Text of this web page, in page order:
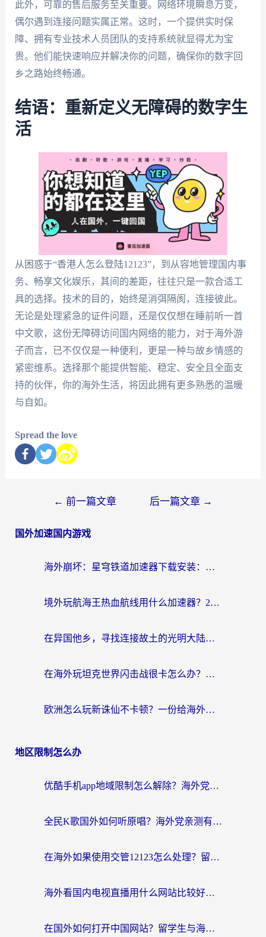
此外，可靠的售后服务至关重要。网络环境瞬息万变，
偶尔遇到连接问题实属正常。这时，一个提供实时保
障、拥有专业技术人员团队的支持系统就显得尤为宝
贵。他们能快速响应并解决你的问题，确保你的数字回
乡之路始终畅通。
结语：重新定义无障碍的数字生
活
从困惑于“香港人怎么登陆12123”，到从容地管理国内事
务、畅享文化娱乐，其间的差距，往往只是一款合适工
具的选择。技术的目的，始终是消弭隔阂，连接彼此。
无论是处理紧急的证件问题，还是仅仅想在睡前听一首
中文歌，这份无障碍访问国内网络的能力，对于海外游
子而言，已不仅仅是一种便利，更是一种与故乡情感的
紧密维系。选择那个能提供智能、稳定、安全且全面支
持的伙伴，你的海外生活，将因此拥有更多熟悉的温暖
与自如。
Spread the love
← 前一篇文章 后一篇文章 →
国外加速国内游戏
海外崩坏：星穹铁道加速器下载安装：一份给游子的终极网络指南
境外玩航海王热血航线用什么加速器？2026海外玩家实测最优方案（附欧洲问道堡垒前线加速技巧）
在异国他乡，寻找连接故土的光明大陆免费加速器
在海外玩坦克世界闪击战很卡怎么办？老玩家亲测有效的加速器选择指南
欧洲怎么玩新诛仙不卡顿？一份给海外游子的国服游戏畅玩指南
地区限制怎么办
优酷手机app地域限制怎么解除？海外党亲测有效的追剧方案
全民K歌国外如何听原唱？海外党亲测有效的回国加速器选择指南
在海外如果使用交管12123怎么处理？留学生亲测有效的回国加速方案
海外看国内电视直播用什么网站比较好？一篇解决你所有追剧难题的实用指南
在国外如何打开中国网站？留学生与海外华人的无缝访问指南